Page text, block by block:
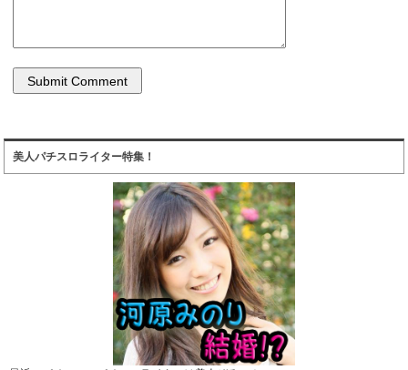
美人パチスロライター特集！